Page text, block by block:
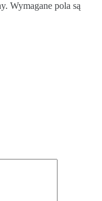
Wymagane pola są